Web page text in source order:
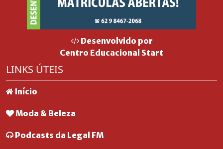
Desenvolvido por
Centro Educacional Start
LINKS ÚTEIS
Início
Moda & Beleza
Podcasts da Legal FM